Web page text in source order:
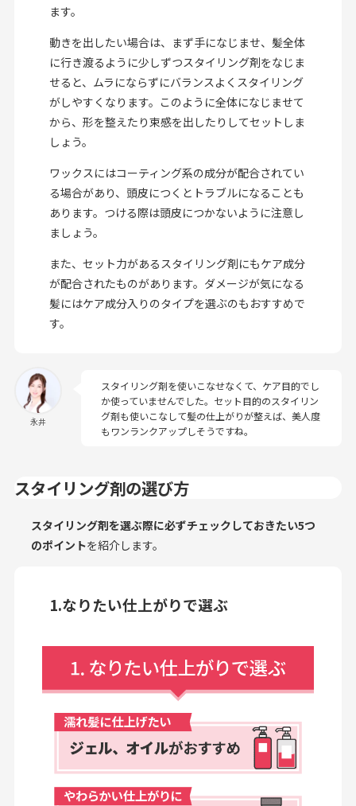
ます。
動きを出したい場合は、まず手になじませ、髪全体
に行き渡るように少しずつスタイリング剤をなじま
せると、ムラにならずにバランスよくスタイリング
がしやすくなります。このように全体になじませて
から、形を整えたり束感を出したりしてセットしま
しょう。
ワックスにはコーティング系の成分が配合されてい
る場合があり、頭皮につくとトラブルになることも
あります。つける際は頭皮につかないように注意し
ましょう。
また、セット力があるスタイリング剤にもケア成分
が配合されたものがあります。ダメージが気になる
髪にはケア成分入りのタイプを選ぶのもおすすめで
す。
永井
スタイリング剤を使いこなせなくて、ケア目的でし
か使っていませんでした。セット目的のスタイリン
グ剤も使いこなして髪の仕上がりが整えば、美人度
もワンランクアップしそうですね。
スタイリング剤の選び方
スタイリング剤を選ぶ際に必ずチェックしておきたい5つ
のポイントを紹介します。
1.なりたい仕上がりで選ぶ